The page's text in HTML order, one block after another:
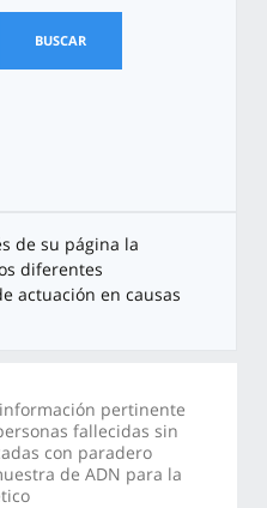
BUSCAR
de su página la
diferentes
actuación en causas
pertinente
fallecidas sin
con paradero
de ADN para la